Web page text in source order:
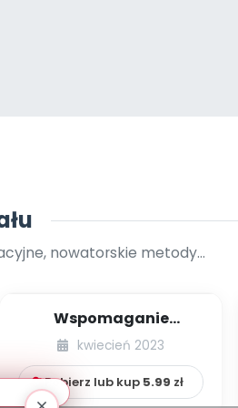
nowatorskie metody...
Wspomaganie
dwujęzyczności w
przedszkolu
kwiecień 2023
Pobierz lub kup 5.99 zł